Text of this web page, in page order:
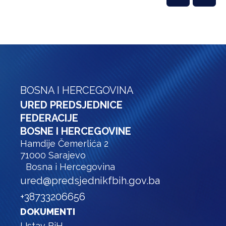
BOSNA I HERCEGOVINA
URED PREDSJEDNICE
FEDERACIJE
BOSNE I HERCEGOVINE
Hamdije Čemerlića 2
71000 Sarajevo
Bosna i Hercegovina
ured@predsjednikfbih.gov.ba
+38733206656
DOKUMENTI